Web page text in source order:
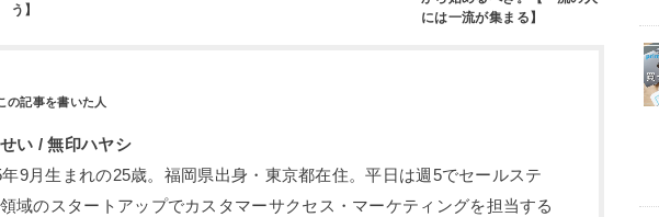
う】
には一流が集まる】
い / 無印ハヤシ
年9月生まれの25歳。福岡県出身・東京都在住。平日は週5でセールステ
域のスタートアップでカスタマーサクセス・マーケティングを担当する